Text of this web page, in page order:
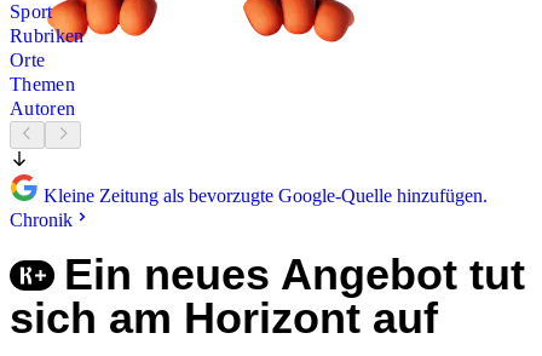
Sport
Rubriken
Orte
Themen
Autoren
Kleine Zeitung als bevorzugte Google-Quelle hinzufügen.
Chronik
Ein neues Angebot tut
sich am Horizont auf